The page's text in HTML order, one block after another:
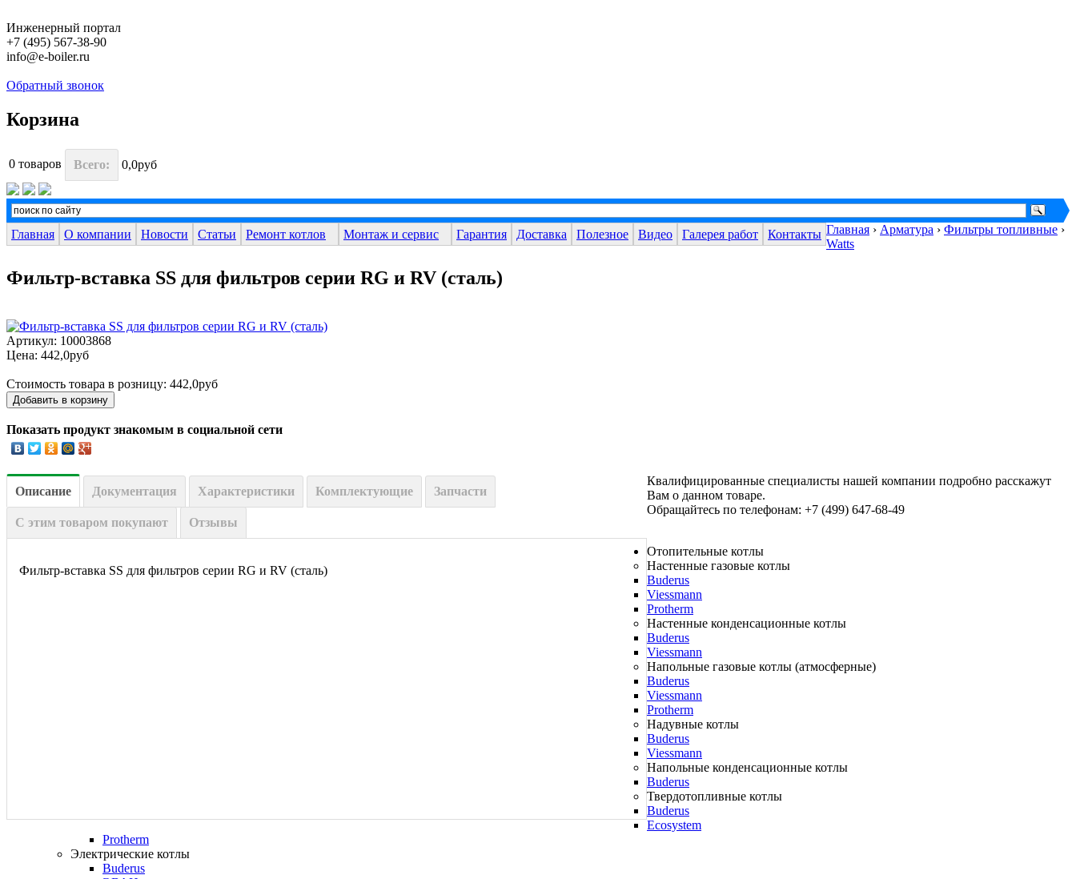
Инженерный портал
+7 (495) 567-38-90
info@e-boiler.ru
Обратный звонок
Корзина
0 товаров Всего: 0,0руб
Главная О компании Новости Статьи Ремонт котлов Монтаж и сервис Гарантия Доставка Полезное Видео Галерея работ Контакты Главная › Арматура › Фильтры топливные ›
Watts
Фильтр-вставка SS для фильтров серии RG и RV (сталь)
Артикул: 10003868
Цена: 442,0руб
Стоимость товара в розницу: 442,0руб
Показать продукт знакомым в социальной сети
Описание Документация Характеристики Комплектующие Запчасти
С этим товаром покупают Отзывы
Фильтр-вставка SS для фильтров серии RG и RV (сталь)
Квалифицированные специалисты нашей компании подробно расскажут
Вам о данном товаре.
Обращайтесь по телефонам: +7 (499) 647-68-49
Отопительные котлы
Настенные газовые котлы
Buderus
Viessmann
Protherm
Настенные конденсационные котлы
Buderus
Viessmann
Напольные газовые котлы (атмосферные)
Buderus
Viessmann
Protherm
Надувные котлы
Buderus
Viessmann
Напольные конденсационные котлы
Buderus
Твердотопливные котлы
Buderus
Ecosystem
Protherm
Электрические котлы
Buderus